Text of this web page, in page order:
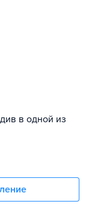
в одной из